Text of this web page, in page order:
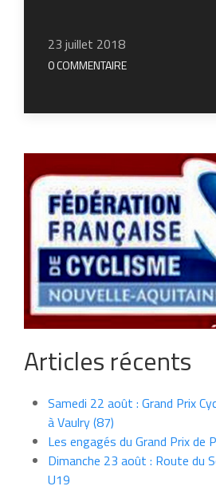
23 juillet 2018
0 COMMENTAIRE
Articles récents
Samedi 22 août : Grand Prix
à Vaulry (87)
Les engagés du Grand Prix de
Dimanche 23 août : Route du
U19